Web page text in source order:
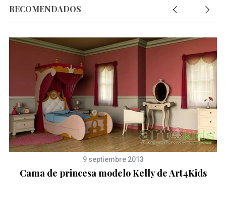
RECOMENDADOS
9 septiembre 2013
Cama de princesa modelo Kelly de Art4Kids